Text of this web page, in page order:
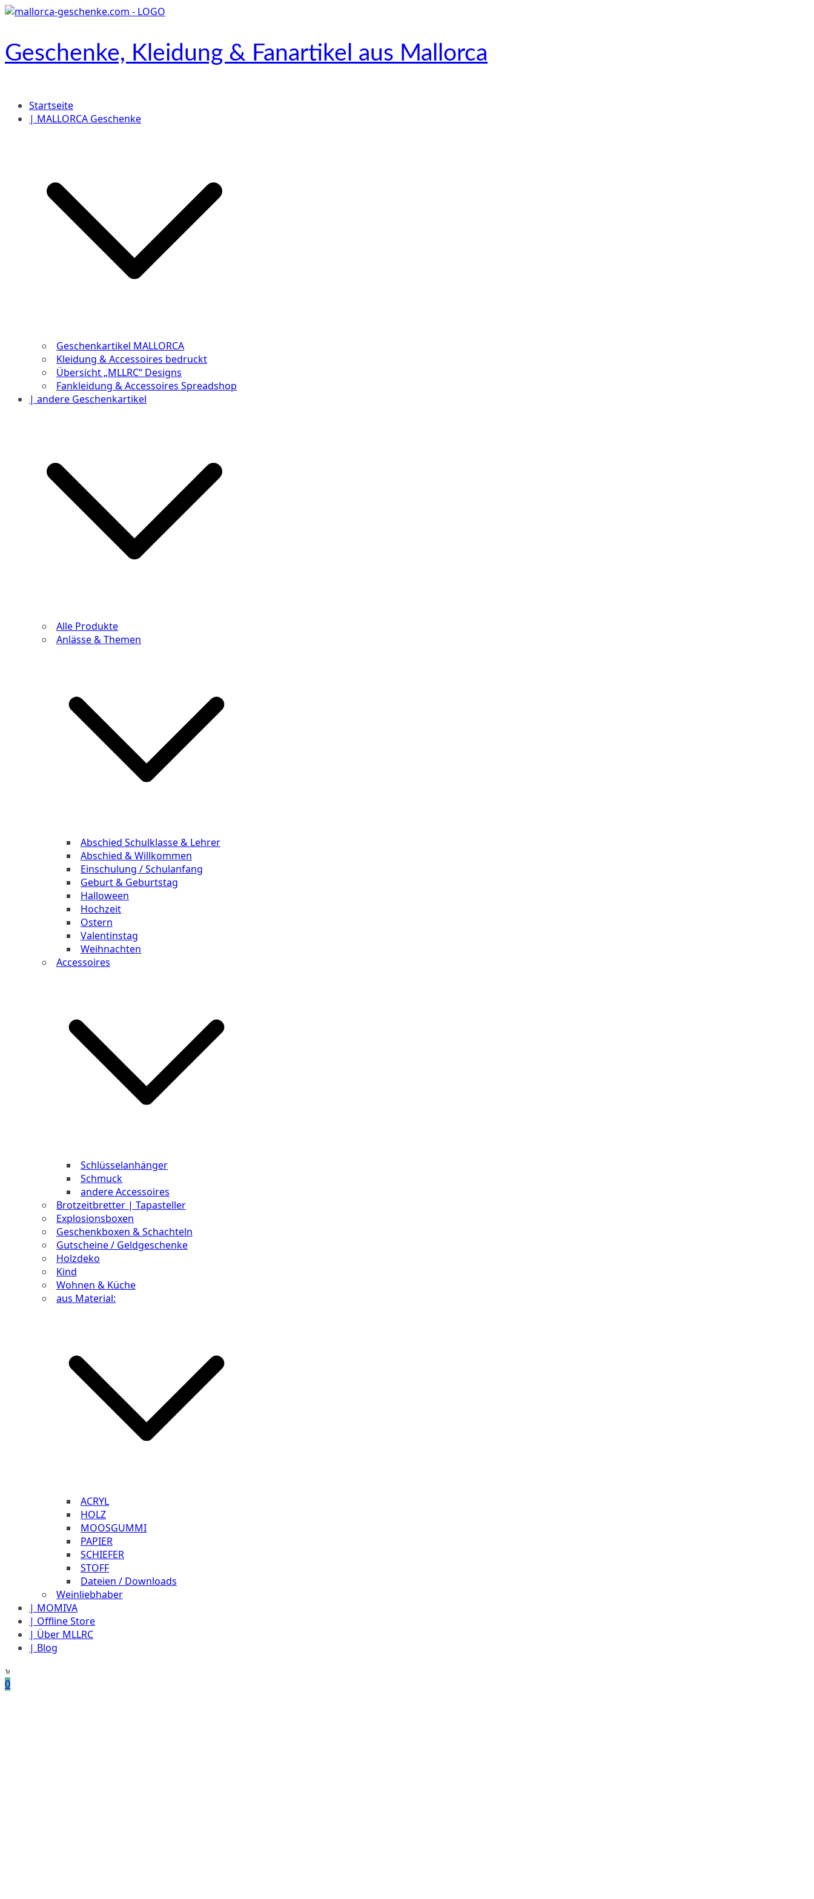
Zum
Geschenke, Kleidung & Fanartikel aus Mallorca
Onlineshop
Startseite
| MALLORCA Geschenke
Geschenkartikel MALLORCA
Kleidung & Accessoires bedruckt
Übersicht „MLLRC“ Designs
Fankleidung & Accessoires Spreadshop
| andere Geschenkartikel
Alle Produkte
Anlässe & Themen
Abschied Schulklasse & Lehrer
Abschied & Willkommen
Einschulung / Schulanfang
Geburt & Geburtstag
Halloween
Hochzeit
Ostern
Valentinstag
Weihnachten
Accessoires
Schlüsselanhänger
Schmuck
andere Accessoires
Brotzeitbretter | Tapasteller
Explosionsboxen
Geschenkboxen & Schachteln
Gutscheine / Geldgeschenke
Holzdeko
Kind
Wohnen & Küche
aus Material:
ACRYL
HOLZ
MOOSGUMMI
PAPIER
SCHIEFER
STOFF
Dateien / Downloads
Weinliebhaber
| MOMIVA
| Offline Store
| Über MLLRC
| Blog
0